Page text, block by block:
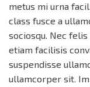
metus mi urna
class fusce a
sociosqu. Nec
etiam facilisis
suspendisse
ullamcorper sit.